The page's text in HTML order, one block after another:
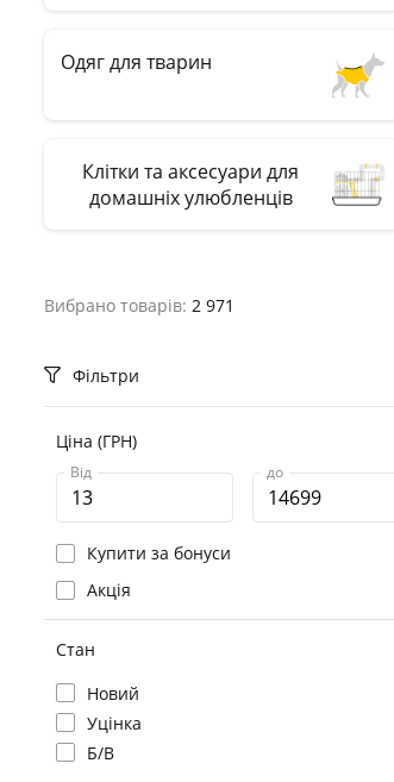
Одяг для тварин
Клітки та аксесуари для
домашніх улюбленців
Вибрано товарів: 2 971
Фільтри
Ціна (ГРН)
Від до
Купити за бонуси
Акція
Стан
Новий
Уцінка
Б/В